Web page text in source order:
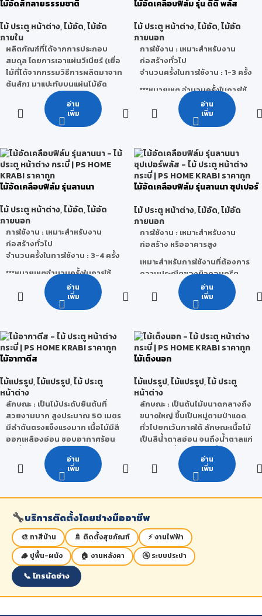
ตกแต่งภายในและภายนอกพร้อม
อาศัยได้มีส่วนร่วมในการอนุรักษ์
สิ่งแวดล้อมและได้ใช้ชีวิตที่สมดุล
จุดเด่น คือ มีผิวหน้าแข็งพิเศษ
• ผิวเรียบ ทำงานง่าย จบงาน
เรียบร้อย คุณภาพและขนาดได้
มาตรฐาน
• สามารถทำฉลุ /ไดคัตได้
• พิมพ์สีและทำสีบนแผ่นพลาสวู้ดได้
• ผ่านการรับรองการเป็นมิตรกับ
Label จากสถาบันประเทศสิงคโปร์
• ผ่านการรับรองมาตรฐาน Lead
Free(ปลอดจากสารตะกั่ว) และ
จากสารระเหยที่เป็นพิษในอากาศ (
กระบวนการผลิต : Co-
ExtrusionProcess(โค-เอ็กซ์
ทรูชั่น) –การรีดร่วมทำให้ผิวหน้า
ของแผ่น PVC มีความแข็งพิเศษ
คุณสมบัติ: ไม่บวมน้ำ ทนปลวก
ทนเชื้อราและมอด ไม่เป็นเชื้อไฟ น้ำ
หนักเบา และเป็นมิตรกับสิ่ง
แวดล้อม
ลักษณะการใช้งาน: สามารถใช้ได้
CNC ,งานทำสี ไฮกรอส, งานป้าย
โฆษณา ,เฟอร์นิเจอร์กันน้ำ, ห้องน้ำ,
ชุดห้องครัว, ห้องซาวน่า, ห้อง
วีซี, คิ้ว-บัว เป็นต้น
ลูกบาศก์ฟุตประมาณ 40-50
ประโยชน์
เรือนเฉพาะที่มีราคาถูก ๆ สร้าง
บ้านใช้ทำฝา ทำฝ้าหรือส่วนที่ไม่
ต้องรับน้ำหนัก นิยมใช้กันเพราะ
ราคาถูกและหาง่าย
ไม้อัดสักลายธรรมชาติ
ไม้ ประตู หน้าต่าง,ไม้อัด,ไม้อัด
ภายใน
ผลิตภัณฑ์ที่ได้จากการประกอบ
สมดุล โดยการเอาแผ่นวีเนียร์ (เยื่อ
ไม้ที่ได้จากกรรมวิธีการผลิตมาจาก
ต้นสัก) มาแปะทับบนแผ่นไม้อัด
ลักษณะที่สำคัญคือ การจัดให้ไม้
บางแต่ละแผ่นมีแนวเสี้ยนขวางตั้ง
ฉากกัน เพื่อเพิ่มคุณสมบัติทาง
ที่สุด ด้วยคุณสมบัติพิเศษไม้อัดสัก
คือ ใช้กาว E2 ที่ปลอดภัยต่อ
สุขภาพ มาตรฐานยุโรป ไม้อัดสักมี
หลายลายให้เลือก
ลักษณะการใช้งาน : เหมาะสำหรับ
งานเฟอร์นิเจอร์ งานตกแต่งภายใน
บิวท์อิน ฯลฯ
อ่าน
เพิ่ม
ไม้อัดเคลือบฟิล์ม รุ่น ดีดี พลัส
ไม้ ประตู หน้าต่าง,ไม้อัด,ไม้อัด
ภายนอก
การใช้งาน : เหมาะสำหรับงาน
ก่อสร้างทั่วไป
จำนวนครั้งในการใช้งาน : 1-3 ครั้ง
***หมายเหตุ จำนวนครั้งในการใช้
งานจริงนั้นสามารถเปลี่ยนแปลง
ได้ โดยขึ้นอยู่กับ สภาพแวดล้อม วิธี
ใช้งานของผู้ใช้ การเก็บรักษา และ
อ่าน
เพิ่ม
ไม้อัดเคลือบฟิล์ม รุ่นลานนา
ไม้ ประตู หน้าต่าง,ไม้อัด,ไม้อัด
ภายนอก
การใช้งาน : เหมาะสำหรับงาน
ก่อสร้างทั่วไป
จำนวนครั้งในการใช้งาน : 3-4 ครั้ง
***หมายเหตุจำนวนครั้งในการใช้
งานจริงนั้นสามารถเปลี่ยนแปลง
ได้ โดยขึ้นอยู่กับ สภาพแวดล้อม วิธี
ใช้งานของผู้ใช้ การเก็บรักษา และ
อ่าน
เพิ่ม
ไม้อัดเคลือบฟิล์ม รุ่นลานนา ซุปเปอร์
ไม้ ประตู หน้าต่าง,ไม้อัด,ไม้อัด
ภายนอก
การใช้งาน : เหมาะสำหรับงาน
ก่อสร้าง หรืออาคารสูง
เหมาะสำหรับการใช้งานที่ต้องการ
ความประณีตของผิวคอนกรีต
เรียบสวยพิเศษ
จำนวนครั้งในการใช้งาน : 15-25
งานจริงนั้นสามารถเปลี่ยนแปลง
ได้ โดยขึ้นอยู่กับ สภาพแวดล้อม วิธี
ใช้งานของผู้ใช้ การเก็บรักษา และ
อ่าน
เพิ่ม
ไม้อากาตีส
ไม้แปรรูป,ไม้แปรรูป,ไม้ ประตู
หน้าต่าง
ลักษณะ : เป็นไม้ประดับยืนต้นที่
สวยงามมาก สูงประมาณ 50 เมตร
มีลำต้นตรงแข็งแรงมาก เนื้อไม้มีสี
ออกเหลืองอ่อน ชอบอากาศร้อน
และชื้น มีถิ่นกำเนิด สันนิษฐานว่ามี
ถิ่นกำเนิดจากประเทศอินโดนีเซีย
: ไม้อกาตีสเป็นไม้เนื้อ
ประโยชน์
: นิยมนำไม้อกาตีสมาทำ
ประตู เฟอร์นิเจอร์ กรอบรูปหรือแม้
กระทั่งเครื่องดนตรี เพราะเป็นไม้
ละเอียด ไม่เปลี่ยนรูปทรง ทนทาน
เป็นไม้ประดับภายในบ้าน
อ่าน
เพิ่ม
ไม้เต็งนอก
ไม้แปรรูป,ไม้แปรรูป,ไม้ ประตู
หน้าต่าง
ลักษณะ : เป็นต้นไม้ขนาดกลางถึง
ขนาดใหญ่ ขึ้นเป็นหมู่ตามป่าแดด
ทั่วไปยกเว้นภาคใต้ ลักษณะเนื้อไม้
เป็นสีน้ำตาลอ่อน จนถึงน้ำตาลแก่
แกมแดง เสี้ยนสับสน เนื้อหยาบ แต่
สม่ำเสมอแข็งแรงและทนทานมาก
เมื่อผึ่งให้แห้งแล้วเลื่อยไสตกแต่งจะ
สามารทำได้ยาก น้ำหนักโดยเฉลี่ย
ประมาณ 1,040 กิโลกรัมต่อ
ลักษณะคุณสมบัติ
- เป็นไม้ขนาดใหญ่มีอยู่ทั่วไปเมื่อ
เลื่อยไสแล้วระยะแรกจะเป็นสี
น้ำตาลอ่อน หากทิ้งไว้นานจะไม้จะ
แรงทนทานดีมาก เหมาะแก่การ
อ่าน
เพิ่ม
🔧บริการติดตั้งโดยช่างมืออาชีพ
🎨 ทาสีบ้าน 🚿 ติดตั้งสุขภัณฑ์
⚡ งานไฟฟ้า
🪵 ปูพื้น-ผนัง
🏠 งานหลังคา 🚰 ระบบประปา
📞 โทรนัดช่าง